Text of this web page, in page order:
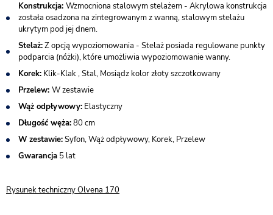
Konstrukcja: Wzmocniona stalowym stelażem - Akrylowa konstrukcja
została osadzona na zintegrowanym z wanną, stalowym stelażu
ukrytym pod jej dnem.
Stelaż:Z opcją wypoziomowania - Stelaż posiada regulowane punkty
podparcia (nóżki), które umożliwia wypoziomowanie wanny.
Korek: Klik-Klak , Stal, Mosiądz kolor złoty szczotkowany
Przelew: W zestawie
Wąż odpływowy: Elastyczny
Długość węża:80 cm
W zestawie:Syfon, Wąż odpływowy, Korek, Przelew
Gwarancja 5 lat
Rysunek techniczny Olvena 170